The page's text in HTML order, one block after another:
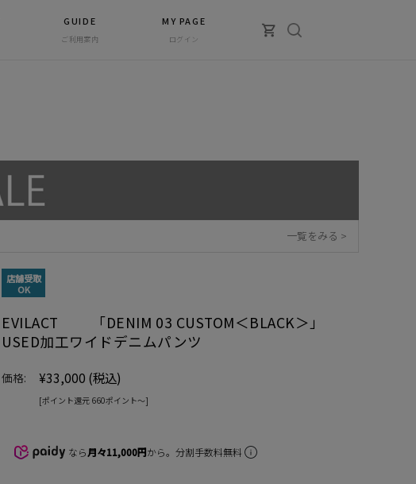
GUIDE
ご利用案内
MY PAGE
ログイン
一覧をみる >
店舗受取
OK
EVILACT 「DENIM 03 CUSTOM＜BLACK＞」
USED加工ワイドデニムパンツ
価格: ¥33,000 (税込)
[ポイント還元 660ポイント〜]
なら月々11,000円から。分割手数料無料